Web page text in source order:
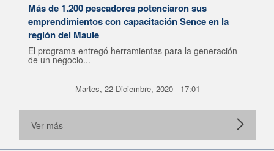
Más de 1.200 pescadores potenciaron sus
emprendimientos con capacitación Sence en la
región del Maule
El programa entregó herramientas para la generación
de un negocio...
Martes, 22 Diciembre, 2020 - 17:01
Ver más